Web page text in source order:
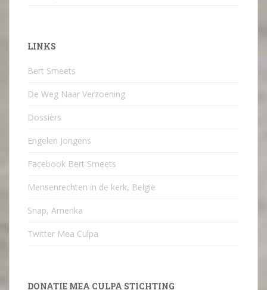
LINKS
Bert Smeets
De Weg Naar Verzoening
Dossiers
Engelen Jongens
Facebook Bert Smeets
Mensenrechten in de kerk, België
Snap, Amerika
Twitter Mea Culpa
DONATIE MEA CULPA STICHTING